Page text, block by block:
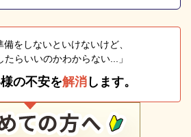
備をしないといけないけど、
たらいいのかわからない...」
の不安を解消 します。